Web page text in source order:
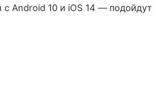
с Android 10 и iOS 14 — подойдут